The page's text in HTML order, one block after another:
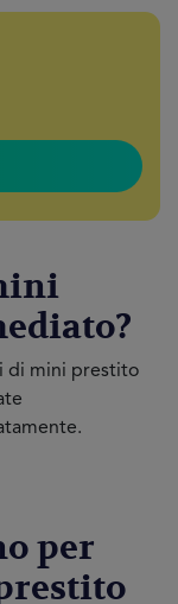
di mini prestito
per